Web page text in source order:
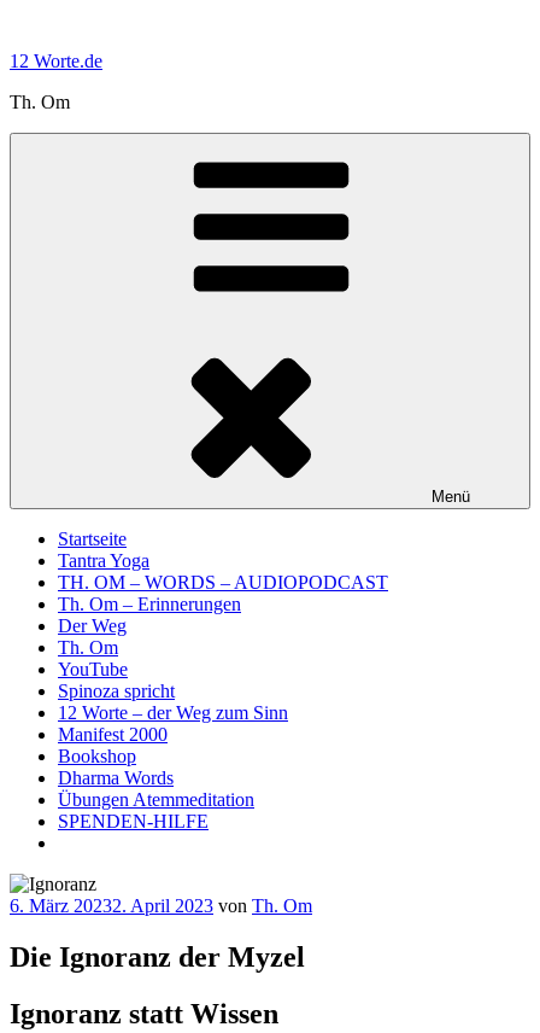
springen
12 Worte.de
Th. Om
Menü
Startseite
Tantra Yoga
TH. OM – WORDS – AUDIOPODCAST
Th. Om – Erinnerungen
Der Weg
Th. Om
YouTube
Spinoza spricht
12 Worte – der Weg zum Sinn
Manifest 2000
Bookshop
Dharma Words
Übungen Atemmeditation
SPENDEN-HILFE
Veröffentlicht
6. März 20232. April 2023 von Th. Om
Die Ignoranz der Myzel
Ignoranz statt Wissen